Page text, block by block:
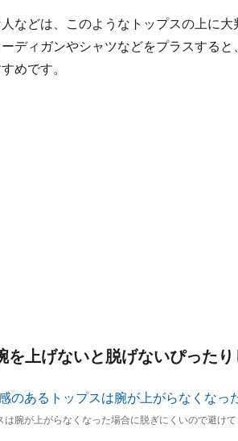
などは、このようなトップスの上に
ディガンやシャツなどをプラスする
めです。
を上げないと脱げないぴった
は腕が上がらなくなった場合に脱ぎにくいので避けて